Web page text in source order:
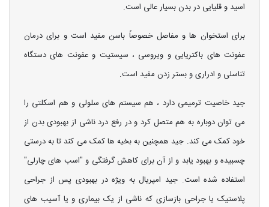
اسید و قلیایی در بدن بسیار عالی است.
برای استخوان ها و مفاصل خصوصاً باسن مفید است و برای درمان
عفونت های باکتریایی و ویروسی ، سیستیت و عفونت های دستگاه
تناسلی و ادراری و بستر زدن مفید است.
جید خاصیت ترمیمی دارد ، هم سیستم های سلولی و هم اسکلتی را
می توان دوباره به هم متصل کرد و در رفع درد ناشی از بهبودی بدن از
خود کمک می کند. جید همچنین به بخیه ها کمک می کند تا به درستی
چسبیده و بهبود یابد و از آن برای کاهش گرفتگی و "اسب های چارلی"
استفاده شده است. جید امپریال به ویژه در بهبودی پس از جراحی
پلاستیک یا جراحی بازسازی که ناشی از یک بیماری و یا آسیب های